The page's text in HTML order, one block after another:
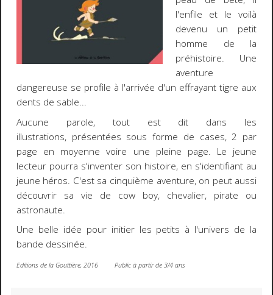
l'enfile et le voilà
devenu un petit
homme de la
préhistoire. Une
aventure
dangereuse se profile à l'arrivée d'un effrayant tigre aux
dents de sable...
Aucune parole, tout est dit dans les
illustrations, présentées sous forme de cases, 2 par
page en moyenne voire une pleine page. Le jeune
lecteur pourra s'inventer son histoire, en s'identifiant au
jeune héros. C'est sa cinquième aventure, on peut aussi
découvrir sa vie de cow boy, chevalier, pirate ou
astronaute.
Une belle idée pour initier les petits à l'univers de la
bande dessinée.
Editions de la Gouttière, 2016 Public à partir de 3/4 ans